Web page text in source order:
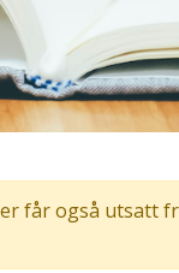
får også utsatt